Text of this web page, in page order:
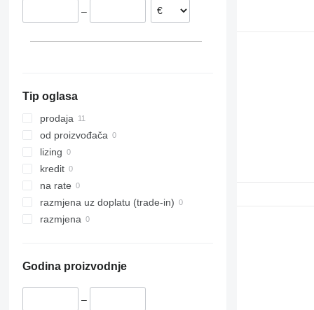
TH407
–
Tip oglasa
prodaja
od proizvođača
lizing
kredit
na rate
razmjena uz doplatu (trade-in)
razmjena
Godina proizvodnje
–